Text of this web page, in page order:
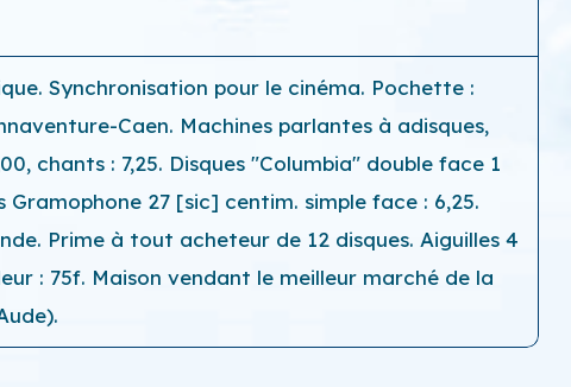
Synchronisation pour le cinéma. Pochette :
Caen. Machines parlantes à adisques,
chants : 7,25. Disques "Columbia" double face 1
27 [sic] centim. simple face : 6,25.
Prime à tout acheteur de 12 disques. Aiguilles 4
: 75f. Maison vendant le meilleur marché de la